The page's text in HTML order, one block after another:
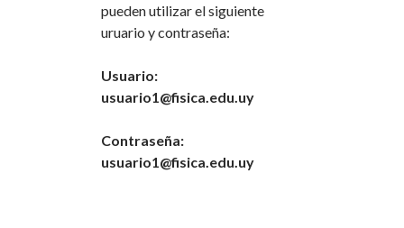
pueden utilizar el siguiente
uruario y contraseña:
Usuario:
usuario1@fisica.edu.uy
Contraseña:
usuario1@fisica.edu.uy